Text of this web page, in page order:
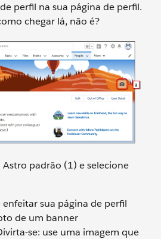
perfil na sua página de perfil.
chegar lá, não é?
padrão (1) e selecione
sua página de perfil
de um banner
se: use uma imagem que